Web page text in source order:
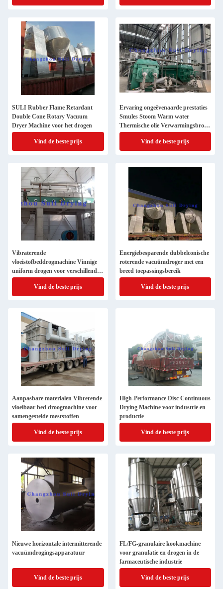
SULI Rubber Flame Retardant
Double Cone Rotary Vacuum
Dryer Machine voor het drogen
Vind de beste prijs
Ervaring ongeëvenaarde prestaties
Smules Stoom Warm water
Thermische olie Verwarmingsbron
5-2000kg Water verdamping
Vind de beste prijs
Vibraterende
vloeistofbeddrogmachine Vinnige
uniform drogen voor verschillende
materialen
Vind de beste prijs
Energiebesparende dubbelconische
roterende vacuümdroger met een
breed toepassingsbereik
Vind de beste prijs
Aanpasbare materialen Vibrerende
vloeibaar bed droogmachine voor
samengestelde meststoffen
Vind de beste prijs
High-Performance Disc Continuous
Drying Machine voor industrie en
productie
Vind de beste prijs
Nieuwe horizontale intermitterende
vacuümdrogingsapparatuur
Vind de beste prijs
FL/FG-granulaire kookmachine
voor granulatie en drogen in de
farmaceutische industrie
Vind de beste prijs